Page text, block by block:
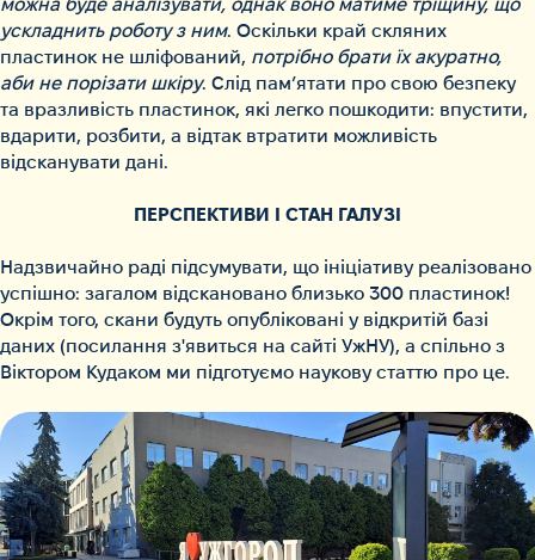
ускладнить роботу з ним. Оскільки край скляних
пластинок не шліфований, потрібно брати їх акуратно,
аби не порізати шкіру. Слід пам’ятати про свою безпеку
та вразливість пластинок, які легко пошкодити: впустити,
вдарити, розбити, а відтак втратити можливість
відсканувати дані.
ПЕРСПЕКТИВИ І СТАН ГАЛУЗІ
Надзвичайно раді підсумувати, що ініціативу реалізовано
успішно: загалом відскановано близько 300 пластинок!
Окрім того, скани будуть опубліковані у відкритій базі
даних (посилання з'явиться на сайті УжНУ), а спільно з
Віктором Кудаком ми підготуємо наукову статтю про це.